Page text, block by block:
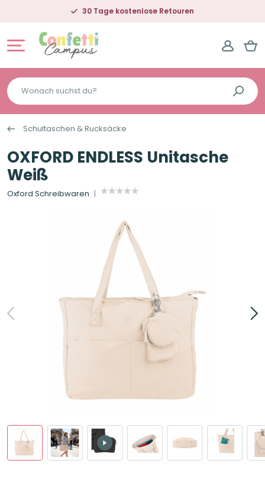
30 Tage kostenlose Retouren
Wonach
suchst
du?
Schultaschen & Rucksäcke
OXFORD ENDLESS Unitasche
Weiß
Oxford Schreibwaren